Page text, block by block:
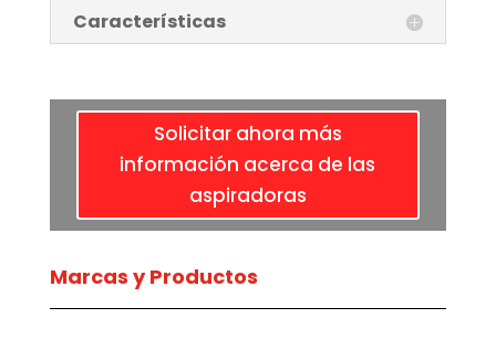
Características
Solicitar ahora más
información acerca de las
aspiradoras
Marcas y Productos